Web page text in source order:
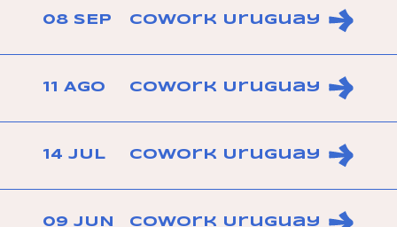
08 SEP CoWork Uruguay
11 AGO CoWork Uruguay
14 JUL CoWork Uruguay
09 JUN CoWork Uruguay